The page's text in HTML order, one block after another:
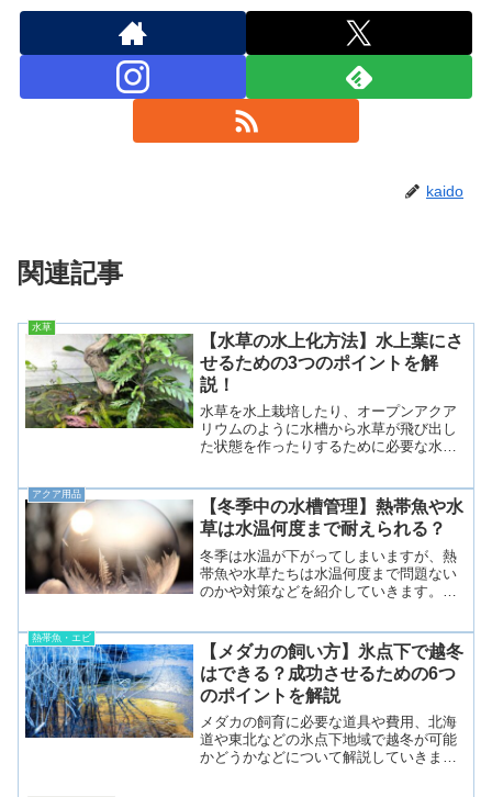
kaido
関連記事
水草
【水草の水上化方法】水上葉にさ
せるための3つのポイントを解
説！
水草を水上栽培したり、オープンアクア
リウムのように水槽から水草が飛び出し
た状態を作ったりするために必要な水上
ィダ水草には水上葉と水中葉があり、名
前の通り陸で生える水草を...
アクア用品
【冬季中の水槽管理】熱帯魚や水
草は水温何度まで耐えられる？
冬季は水温が下がってしまいますが、熱
帯魚や水草たちは水温何度まで問題ない
のかや対策などを紹介していきます。
険性が高くなります。逆に21度以上を保
てればすぐに死ん...
熱帯魚・エビ
【メダカの飼い方】氷点下で越冬
はできる？成功させるための6つ
のポイントを解説
メダカの飼育に必要な道具や費用、北海
道や東北などの氷点下地域で越冬が可能
かどうかなどについて解説していきま